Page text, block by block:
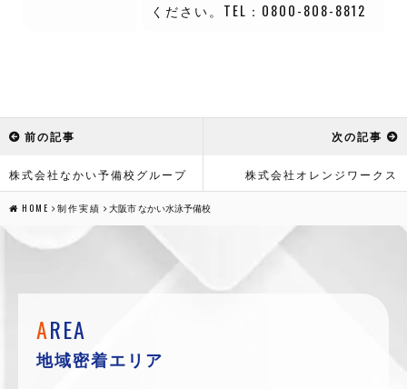
ください。TEL：0800-808-8812
前の記事
株式会社なかい予備校グループ
次の記事
株式会社オレンジワークス
HOME 制作実績 大阪市 なかい水泳予備校
AREA
地域密着エリア